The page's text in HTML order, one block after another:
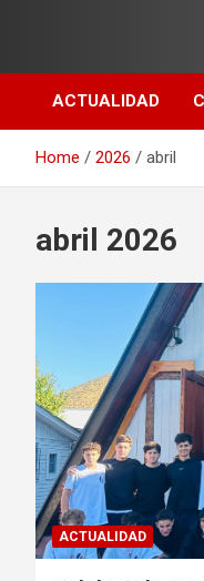
ACTUALIDAD
Home 2026 abril
abril 2026
ACTUALIDAD